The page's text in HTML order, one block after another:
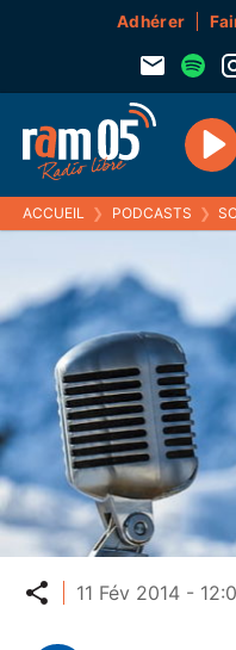
Adhérer
Play
ACCUEIL ❯ PODCASTS ❯
Partager
11 Fév 2014 -